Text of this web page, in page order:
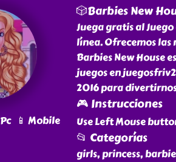
📱 Mobile
🎲Barbies New
Juega gratis al
línea. Ofrecemos las
Barbies New House
juegos en
2016 para
🎮 Instrucciones
Use Left Mouse
📂 Categorías
girls, princess,